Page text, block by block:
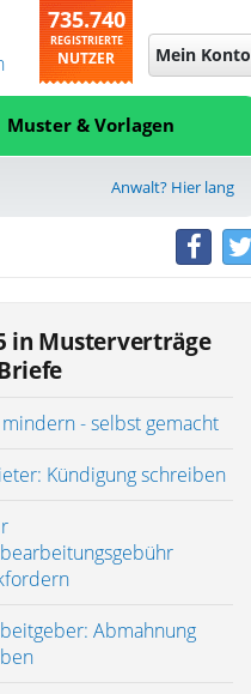
735.740
REGISTRIERTE
NUTZER Mein Konto
Muster & Vorlagen
Anwalt? Hier lang
in Musterverträge
- selbst gemacht
Kündigung schreiben
Abmahnung